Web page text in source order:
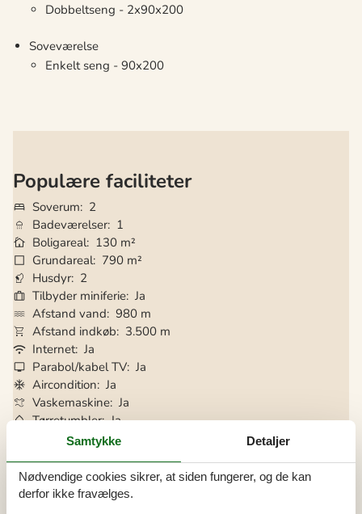
Dobbeltseng - 2x90x200
Soveværelse
Enkelt seng - 90x200
Populære faciliteter
Soverum
2
Badeværelser 1
Boligareal 130 m²
Grundareal 790 m²
Husdyr 2
Tilbyder miniferie Ja
Afstand vand 980 m
Afstand indkøb
3.500 m
Internet Ja
Parabol/kabel TV Ja
Aircondition Ja
Vaskemaskine Ja
Tørretumbler Ja
Opvaskemaskine
Energivenligt Ja
Samtykke Detaljer
Nødvendige cookies sikrer, at siden fungerer, og de kan
derfor ikke fravælges.